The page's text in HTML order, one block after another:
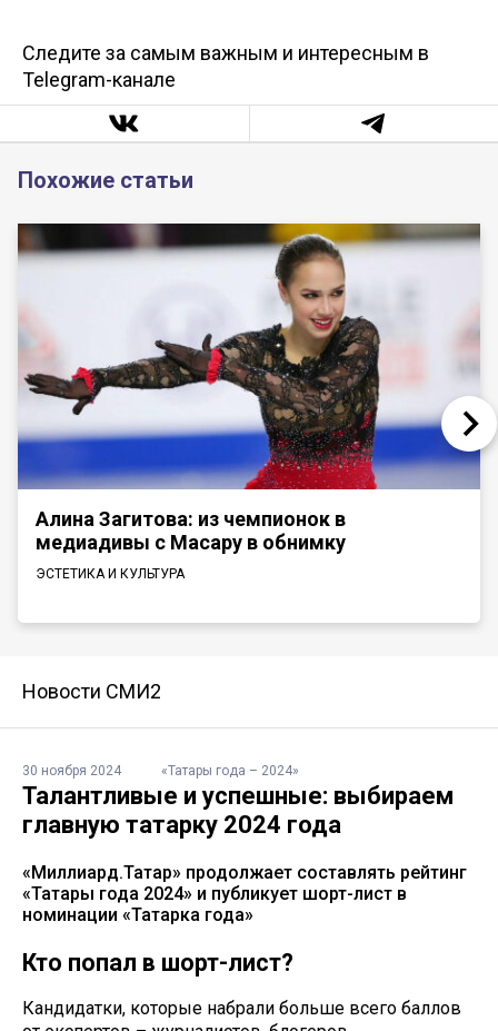
Следите за самым важным и интересным в
Telegram-канале
Похожие статьи
Алина Загитова: из чемпионок в
медиадивы с Масару в обнимку
ЭСТЕТИКА И КУЛЬТУРА
Новости СМИ2
30 ноября 2024 «Татары года – 2024»
Талантливые и успешные: выбираем
главную татарку 2024 года
«Миллиард.Татар» продолжает составлять рейтинг
«Татары года 2024» и публикует шорт-лист в
номинации «Татарка года»
Кто попал в шорт-лист?
Кандидатки, которые набрали больше всего баллов